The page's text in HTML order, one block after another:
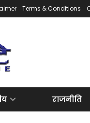
Terms & Conditions
राजनीति